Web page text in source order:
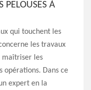
PELOUSES À
qui touchent les
les travaux
maîtriser les
opérations. Dans ce
expert en la